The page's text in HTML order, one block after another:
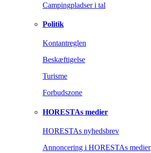
Campingpladser i tal
Politik
Kontantreglen
Beskæftigelse
Turisme
Forbudszone
HORESTAs medier
HORESTAs nyhedsbrev
Annoncering i HORESTAs medier